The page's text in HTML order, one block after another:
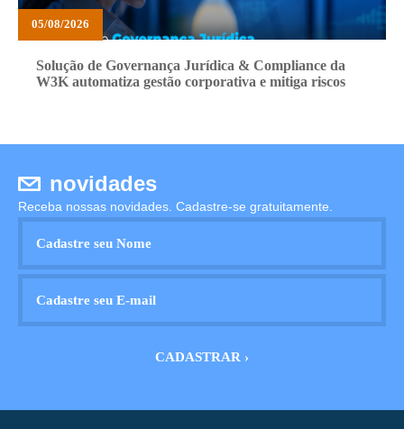
05/08/2026
Solução de Governança Jurídica & Compliance da
W3K automatiza gestão corporativa e mitiga riscos
novidades
Receba nossas novidades. Cadastre-se gratuitamente.